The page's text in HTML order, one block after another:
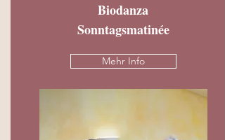
Biodanza
Sonntagsmatinée
Mehr Info